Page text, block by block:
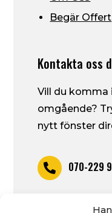
Begär Offert
Kontakta oss
Vill du
omgående?
nytt fönster
 070-229